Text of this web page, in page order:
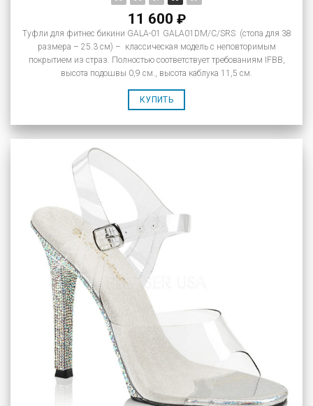
11 600 ₽
Туфли для фитнес бикини GALA-01 GALA01DM/C/SRS (стопа для 38
размера – 25.3 см) – классическая модель с неповторимым
покрытием из страз. Полностью соответствует требованиям IFBB,
высота подошвы 0,9 см., высота каблука 11,5 см.
КУПИТЬ